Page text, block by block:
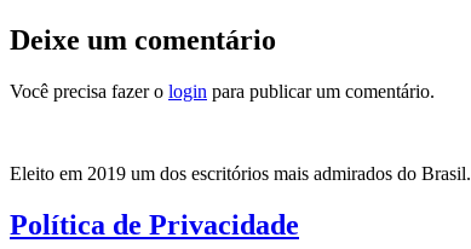
Deixe um comentário
Você precisa fazer o login para publicar um comentário.
Eleito em 2019 um dos escritórios mais admirados do Brasil.
Política de Privacidade